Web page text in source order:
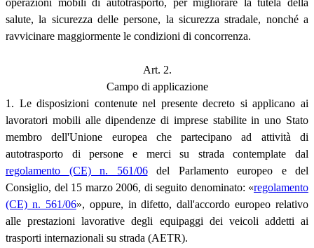
operazioni mobili di autotrasporto, per migliorare la tutela della
salute, la sicurezza delle persone, la sicurezza stradale, nonché a
ravvicinare maggiormente le condizioni di concorrenza.
Art. 2.
Campo di applicazione
1. Le disposizioni contenute nel presente decreto si applicano ai
lavoratori mobili alle dipendenze di imprese stabilite in uno Stato
membro dell'Unione europea che partecipano ad attività di
autotrasporto di persone e merci su strada contemplate dal
regolamento (CE) n. 561/06del Parlamento europeo e del
Consiglio, del 15 marzo 2006, di seguito denominato: «regolamento
(CE) n. 561/06», oppure, in difetto, dall'accordo europeo relativo
alle prestazioni lavorative degli equipaggi dei veicoli addetti ai
trasporti internazionali su strada (AETR).